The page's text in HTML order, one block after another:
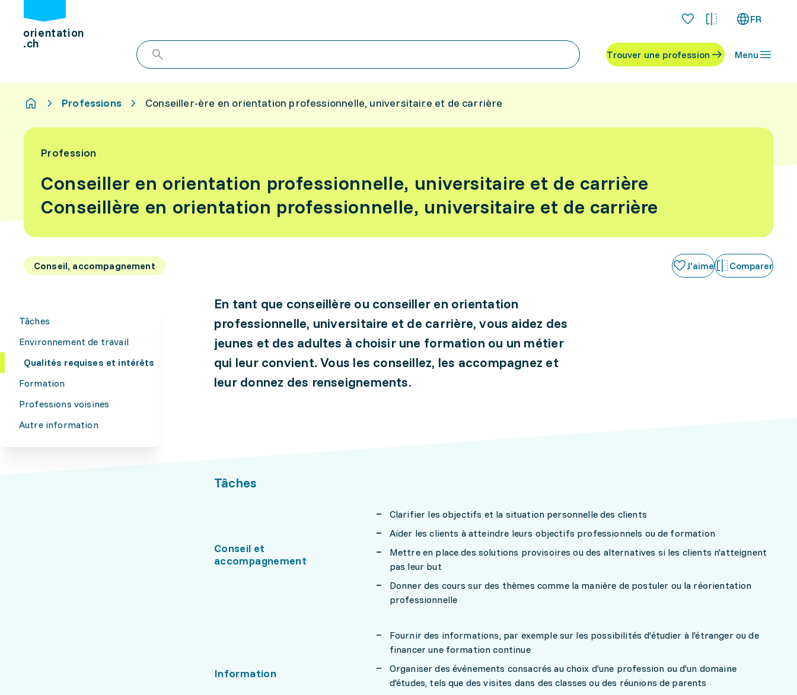
orientation
.ch
FR
Trouver une profession Menu
Professions Conseiller-ère en orientation professionnelle, universitaire et de carrière
Profession
Conseiller en orientation professionnelle, universitaire et de carrière
Conseillère en orientation professionnelle, universitaire et de carrière
Conseil, accompagnement J'aime Comparer
Tâches
Environnement de travail
Qualités requises et intérêts
Formation
Professions voisines
Autre information
En tant que conseillère ou conseiller en orientation
professionnelle, universitaire et de carrière, vous aidez des
jeunes et des adultes à choisir une formation ou un métier
qui leur convient. Vous les conseillez, les accompagnez et
leur donnez des renseignements.
Tâches
Conseil et
accompagnement
Clarifier les objectifs et la situation personnelle des clients
Aider les clients à atteindre leurs objectifs professionnels ou de formation
Mettre en place des solutions provisoires ou des alternatives si les clients n'atteignent
pas leur but
Donner des cours sur des thèmes comme la manière de postuler ou la réorientation
professionnelle
Information
Fournir des informations, par exemple sur les possibilités d'étudier à l'étranger ou de
financer une formation continue
Organiser des événements consacrés au choix d'une profession ou d'un domaine
d'études, tels que des visites dans des classes ou des réunions de parents